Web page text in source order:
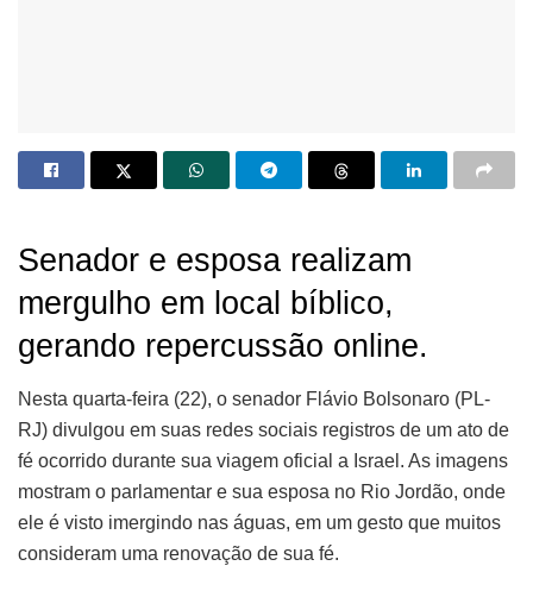
Senador e esposa realizam
mergulho em local bíblico,
gerando repercussão online.
Nesta quarta-feira (22), o senador Flávio Bolsonaro (PL-
RJ) divulgou em suas redes sociais registros de um ato de
fé ocorrido durante sua viagem oficial a Israel. As imagens
mostram o parlamentar e sua esposa no Rio Jordão, onde
ele é visto imergindo nas águas, em um gesto que muitos
consideram uma renovação de sua fé.